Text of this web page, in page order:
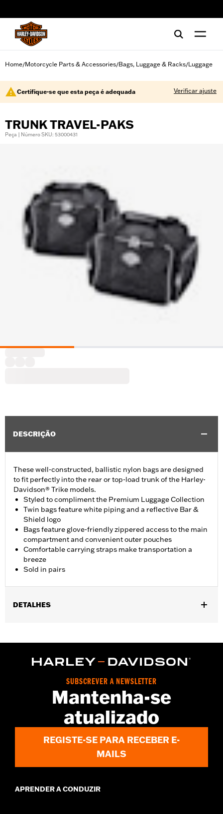
Home/Motorcycle Parts & Accessories/Bags, Luggage & Racks/Luggage
Certifique-se que esta peça é adequada Verificar ajuste
TRUNK TRAVEL-PAKS
Peça | Número SKU: 53000431
DESCRIÇÃO
These well-constructed, ballistic nylon bags are designed
to fit perfectly into the rear or top-load trunk of the Harley-
Davidson® Trike models.
Styled to compliment the Premium Luggage Collection
Twin bags feature white piping and a reflective Bar &
Shield logo
Bags feature glove-friendly zippered access to the main
compartment and convenient outer pouches
Comfortable carrying straps make transportation a
breeze
Sold in pairs
DETALHES
In the Box: Pair of trunk bags
for full details
SUBSCREVER A NEWSLETTER
Mantenha-se
atualizado
REGISTE-SE PARA RECEBER E-
MAILS
APRENDER A CONDUZIR